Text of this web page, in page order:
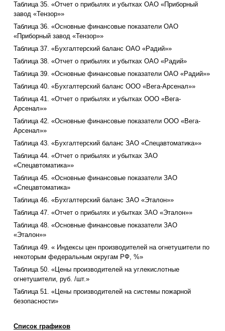
Таблица 35. «Отчет о прибылях и убытках ОАО «Приборный
завод «Тензор»»
Таблица 36. «Основные финансовые показатели ОАО
«Приборный завод «Тензор»»
Таблица 37. «Бухгалтерский баланс ОАО «Радий»»
Таблица 38. «Отчет о прибылях и убытках ОАО «Радий»
Таблица 39. «Основные финансовые показатели ОАО «Радий»»
Таблица 40. «Бухгалтерский баланс ООО «Вега-Арсенал»»
Таблица 41. «Отчет о прибылях и убытках ООО «Вега-
Арсенал»»
Таблица 42. «Основные финансовые показатели ООО «Вега-
Арсенал»»
Таблица 43. «Бухгалтерский баланс ЗАО «Спецавтоматика»»
Таблица 44. «Отчет о прибылях и убытках ЗАО
«Спецавтоматика»»
Таблица 45. «Основные финансовые показатели ЗАО
«Спецавтоматика»
Таблица 46. «Бухгалтерский баланс ЗАО «Эталон»»
Таблица 47. «Отчет о прибылях и убытках ЗАО «Эталон»»
Таблица 48. «Основные финансовые показатели ЗАО
«Эталон»»
Таблица 49. « Индексы цен производителей на огнетушители по
некоторым федеральным округам РФ, %»
Таблица 50. «Цены производителей на углекислотные
огнетушители, руб. /шт.»
Таблица 51. «Цены производителей на системы пожарной
безопасности»
Список графиков